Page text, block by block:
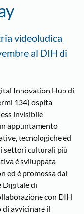
videoludica.
al DIH di
Innovation Hub di
134) ospita
invisibile
appuntamento
tecnologiche ed
settori culturali più
è sviluppata
ed è promossa dal
Digitale di
con DIH
di avvicinare il